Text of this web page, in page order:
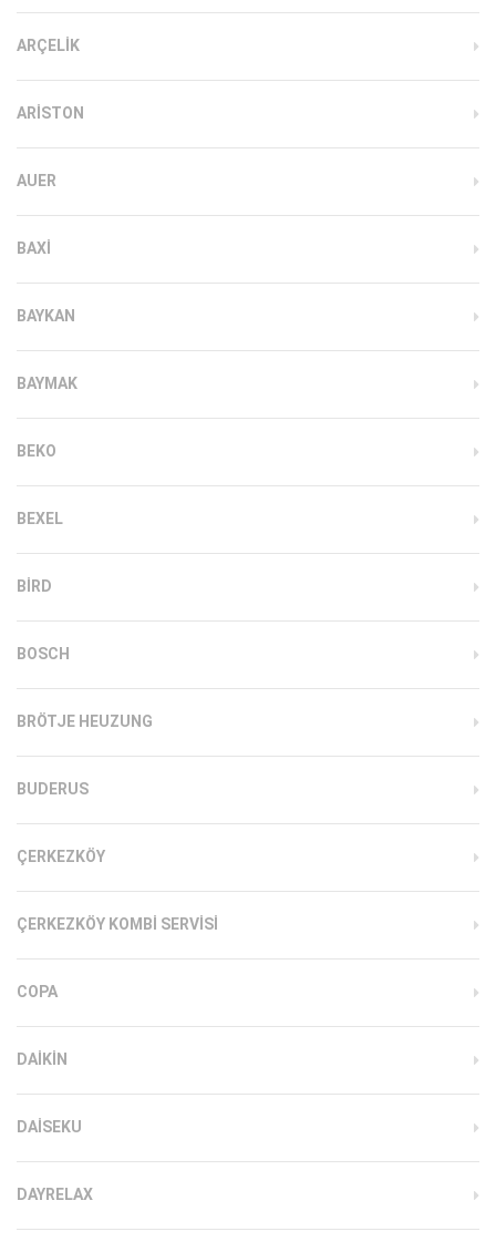
ARÇELIK
ARISTON
AUER
BAXI
BAYKAN
BAYMAK
BEKO
BEXEL
BIRD
BOSCH
BRÖTJE HEUZUNG
BUDERUS
ÇERKEZKÖY
ÇERKEZKÖY KOMBI SERVISI
COPA
DAIKIN
DAISEKU
DAYRELAX